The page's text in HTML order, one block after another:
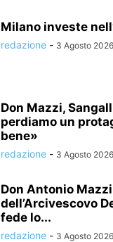
Milano investe
redazione - 3 Agosto 2026
Don Mazzi,
perdiamo un
bene»
redazione - 3 Agosto 2026
Don Antonio
dell’Arcivescovo
fede lo...
redazione - 3 Agosto 2026